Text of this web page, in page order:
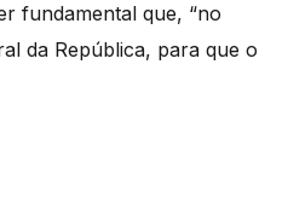
fundamental que, “no
da República, para que o